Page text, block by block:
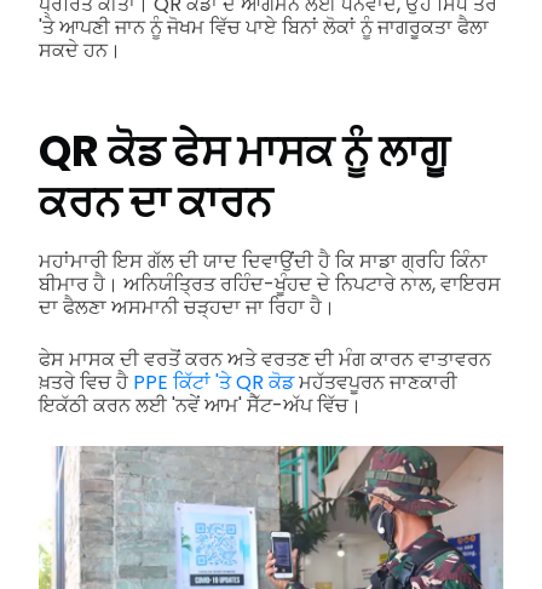
'ਤੇ ਆਪਣੀ ਜਾਨ ਨੂੰ ਜੋਖਮ ਵਿੱਚ ਪਾਏ ਬਿਨਾਂ ਲੋਕਾਂ ਨੂੰ ਜਾਗਰੂਕਤਾ ਫੈਲਾ
ਸਕਦੇ ਹਨ।
QR ਕੋਡ ਫੇਸ ਮਾਸਕ ਨੂੰ ਲਾਗੂ
ਕਰਨ ਦਾ ਕਾਰਨ
ਮਹਾਂਮਾਰੀ ਇਸ ਗੱਲ ਦੀ ਯਾਦ ਦਿਵਾਉਂਦੀ ਹੈ ਕਿ ਸਾਡਾ ਗ੍ਰਹਿ ਕਿੰਨਾ
ਬੀਮਾਰ ਹੈ। ਅਨਿਯੰਤ੍ਰਿਤ ਰਹਿੰਦ-ਖੂੰਹਦ ਦੇ ਨਿਪਟਾਰੇ ਨਾਲ, ਵਾਇਰਸ
ਦਾ ਫੈਲਣਾ ਅਸਮਾਨੀ ਚੜ੍ਹਦਾ ਜਾ ਰਿਹਾ ਹੈ।
ਫੇਸ ਮਾਸਕ ਦੀ ਵਰਤੋਂ ਕਰਨ ਅਤੇ ਵਰਤਣ ਦੀ ਮੰਗ ਕਾਰਨ ਵਾਤਾਵਰਨ
ਖ਼ਤਰੇ ਵਿਚ ਹੈ PPE ਕਿੱਟਾਂ 'ਤੇ QR ਕੋਡਮਹੱਤਵਪੂਰਨ ਜਾਣਕਾਰੀ
ਇਕੱਠੀ ਕਰਨ ਲਈ 'ਨਵੇਂ ਆਮ' ਸੈੱਟ-ਅੱਪ ਵਿੱਚ।